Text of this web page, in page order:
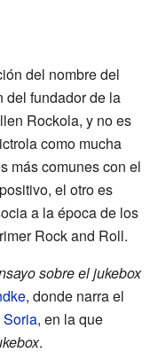
del nombre del
del fundador de la
Rockola, y no es
como mucha
más comunes con el
el otro es
a la época de los
Rock and Roll.
sobre el jukebox
, donde narra el
Soria, en la que
.